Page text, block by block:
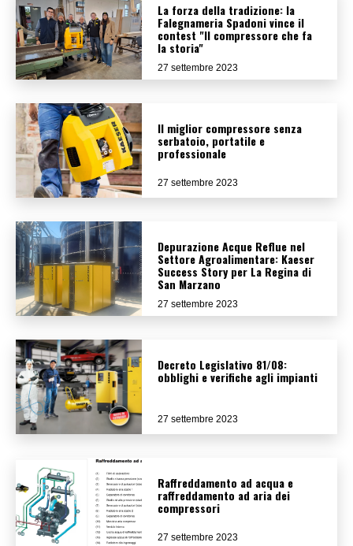
La forza della tradizione: la
Falegnameria Spadoni vince il
contest "Il compressore che fa
la storia"
27 settembre 2023
Il miglior compressore senza
serbatoio, portatile e
professionale
27 settembre 2023
Depurazione Acque Reflue nel
Settore Agroalimentare: Kaeser
Success Story per La Regina di
San Marzano
27 settembre 2023
Decreto Legislativo 81/08:
obblighi e verifiche agli impianti
27 settembre 2023
Raffreddamento ad acqua e
raffreddamento ad aria dei
compressori
27 settembre 2023